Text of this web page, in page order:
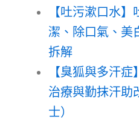
【吐污漱口水
潔、除口氣、美
拆解
【臭狐與多汗
治療與勤抹汗助
士）